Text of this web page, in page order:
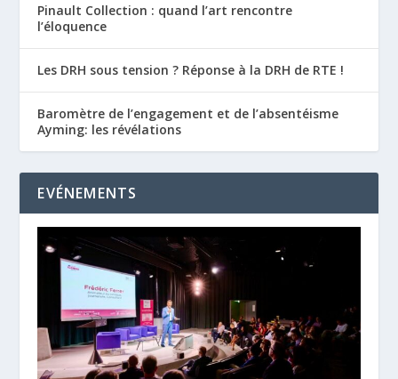
Pinault Collection : quand l’art rencontre
l’éloquence
Les DRH sous tension ? Réponse à la DRH de RTE !
Baromètre de l’engagement et de l’absentéisme
Ayming: les révélations
EVÉNEMENTS